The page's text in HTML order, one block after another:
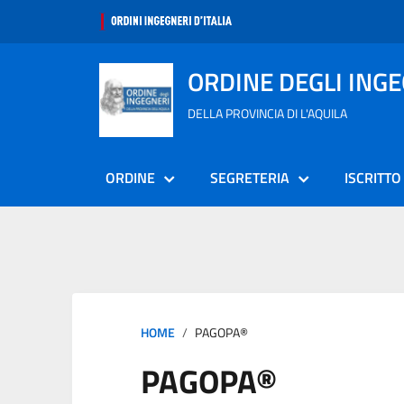
ORDINE DEGLI
DELLA PROVINCIA DI L'AQUILA
ORDINE SEGRETERIA ISCRITTO
HOME PAGOPA®
PAGOPA®